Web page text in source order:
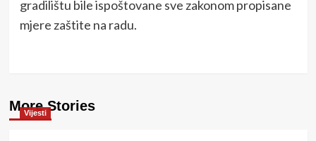
gradilištu bile ispoštovane sve zakonom propisane
mjere zaštite na radu.
More Stories
Vijesti